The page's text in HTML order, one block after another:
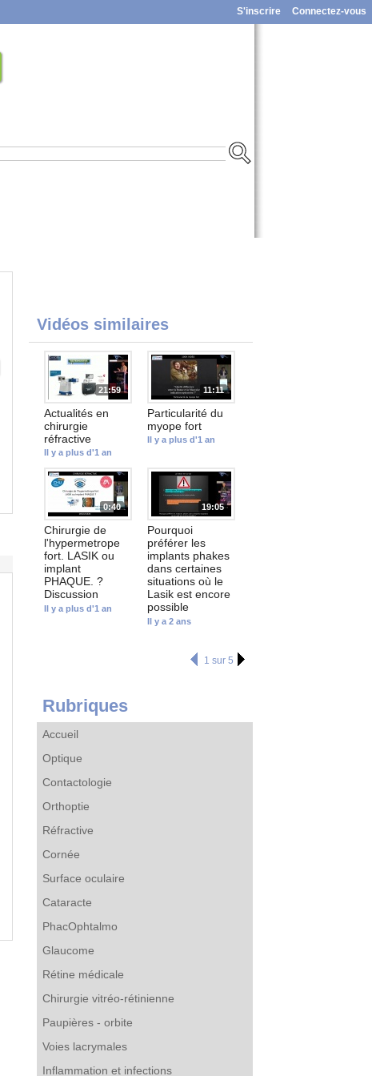
Connectez-vous
S'inscrire
Vidéos similaires
21:59
Actualités en
chirurgie
réfractive
Il y a plus d'1 an
11:11
Particularité du
myope fort
Il y a plus d'1 an
0:40
Chirurgie de
l'hypermetrope
fort. LASIK ou
implant
PHAQUE. ?
Discussion
Il y a plus d'1 an
19:05
Pourquoi
préférer les
implants phakes
dans certaines
situations où le
Lasik est encore
possible
Il y a 2 ans
1 sur 5
Rubriques
Accueil
Optique
Contactologie
Orthoptie
Réfractive
Cornée
Surface oculaire
Cataracte
PhacOphtalmo
Glaucome
Rétine médicale
Chirurgie vitréo-rétinienne
Paupières - orbite
Voies lacrymales
Inflammation et infections